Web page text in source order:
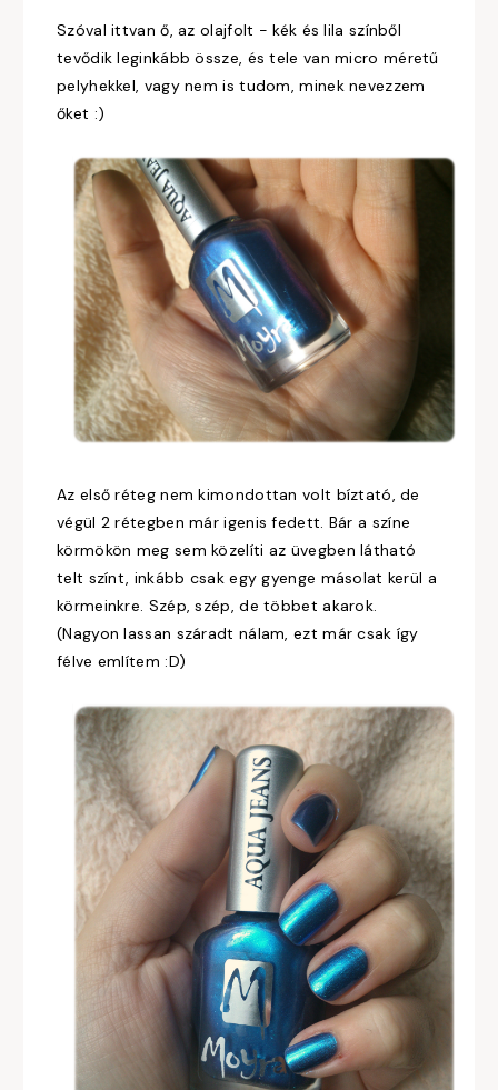
Szóval ittvan ő, az olajfolt - kék és lila színből
tevődik leginkább össze, és tele van micro méretű
pelyhekkel, vagy nem is tudom, minek nevezzem
őket :)
Az első réteg nem kimondottan volt bíztató, de
végül 2 rétegben már igenis fedett. Bár a színe
körmökön meg sem közelíti az üvegben látható
telt színt, inkább csak egy gyenge másolat kerül a
körmeinkre. Szép, szép, de többet akarok.
(Nagyon lassan száradt nálam, ezt már csak így
félve említem :D)